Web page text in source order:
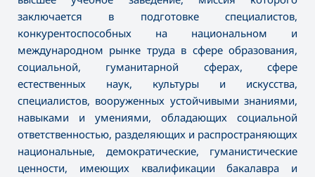
заключается в подготовке специалистов,
конкурентоспособных на национальном и
международном рынке труда в сфере образования,
социальной, гуманитарной сферах, сфере
естественных наук, культуры и искусства,
специалистов, вооруженных устойчивыми знаниями,
навыками и умениями, обладающих социальной
ответственностью, разделяющих и распространяющих
национальные, демократические, гуманистические
ценности, имеющих квалификации бакалавра и